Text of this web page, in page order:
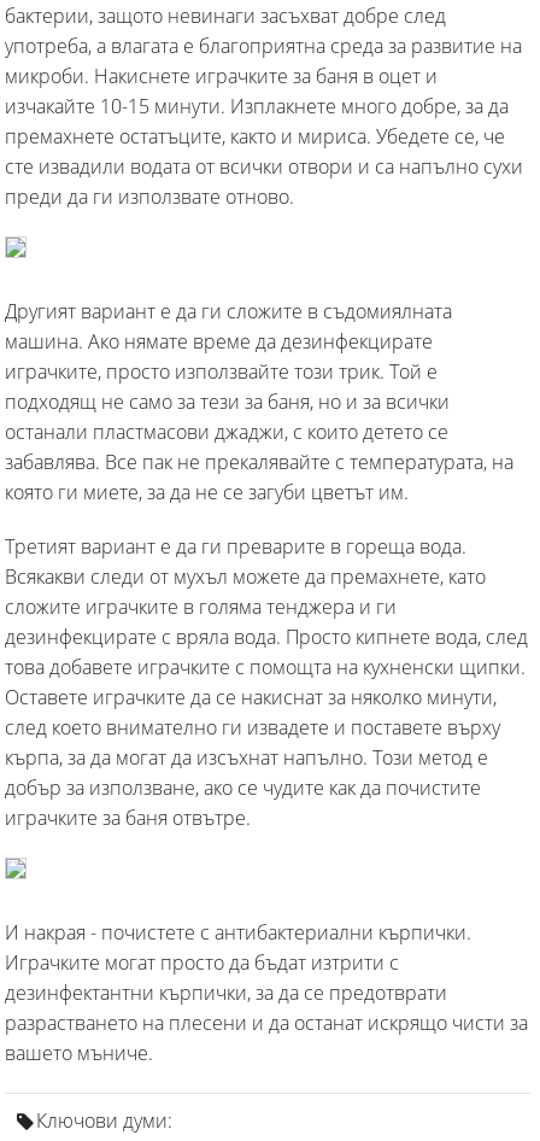
бактерии, защото невинаги засъхват добре след
употреба, а влагата е благоприятна среда за развитие на
микроби. Накиснете играчките за баня в оцет и
изчакайте 10-15 минути. Изплакнете много добре, за да
премахнете остатъците, както и мириса. Убедете се, че
сте извадили водата от всички отвори и са напълно сухи
преди да ги използвате отново.
Другият вариант е да ги сложите в съдомиялната
машина. Ако нямате време да дезинфекцирате
играчките, просто използвайте този трик. Той е
подходящ не само за тези за баня, но и за всички
останали пластмасови джаджи, с които детето се
забавлява. Все пак не прекалявайте с температурата, на
която ги миете, за да не се загуби цветът им.
Третият вариант е да ги преварите в гореща вода.
Всякакви следи от мухъл можете да премахнете, като
сложите играчките в голяма тенджера и ги
дезинфекцирате с вряла вода. Просто кипнете вода, след
това добавете играчките с помощта на кухненски щипки.
Оставете играчките да се накиснат за няколко минути,
след което внимателно ги извадете и поставете върху
кърпа, за да могат да изсъхнат напълно. Този метод е
добър за използване, ако се чудите как да почистите
играчките за баня отвътре.
И накрая - почистете с антибактериални кърпички.
Играчките могат просто да бъдат изтрити с
дезинфектантни кърпички, за да се предотврати
разрастването на плесени и да останат искрящо чисти за
вашето мъниче.
Ключови думи: